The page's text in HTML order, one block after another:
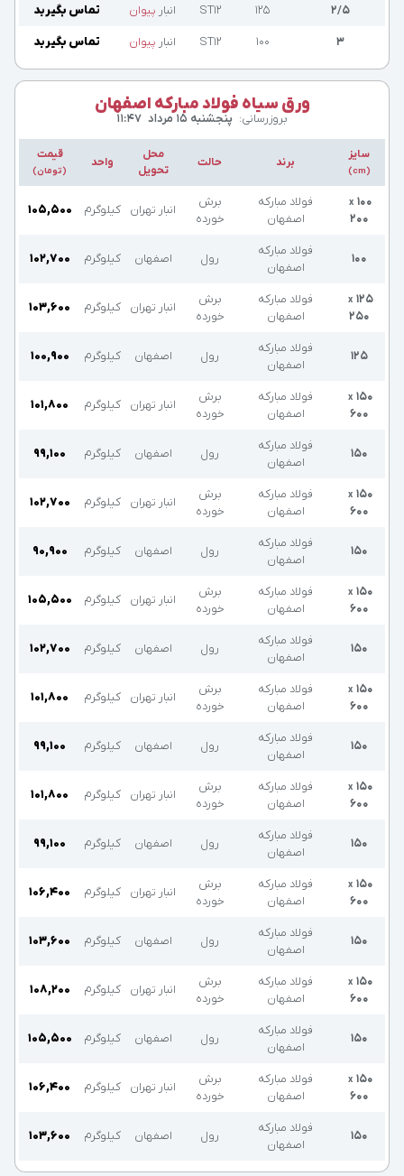
۲/۵ ۱۲۵ ST12 انبار پیوان تماس بگیرید
۳ ۱۰۰ ST12 انبار پیوان تماس بگیرید
ورق سیاه فولاد مبارکه اصفهان
بروزرسانی: پنجشنبه ۱۵ مرداد ۱۱:۴۷
سایز
(cm)
برند حالت
محل
تحویل
واحد
قیمت
(تومان)
۱۰۰ x
۲۰۰
فولاد مبارکه
اصفهان
برش
خورده
انبار تهران کیلوگرم ۱۰۵,۵۰۰
۱۰۰
فولاد مبارکه
اصفهان
رول اصفهان کیلوگرم ۱۰۲,۷۰۰
۱۲۵ x
۲۵۰
فولاد مبارکه
اصفهان
برش
خورده
انبار تهران کیلوگرم ۱۰۳,۶۰۰
۱۲۵
فولاد مبارکه
اصفهان
رول اصفهان کیلوگرم ۱۰۰,۹۰۰
۱۵۰ x
۶۰۰
فولاد مبارکه
اصفهان
برش
خورده
انبار تهران کیلوگرم ۱۰۱,۸۰۰
۱۵۰
فولاد مبارکه
اصفهان
رول اصفهان کیلوگرم ۹۹,۱۰۰
۱۵۰ x
۶۰۰
فولاد مبارکه
اصفهان
برش
خورده
انبار تهران کیلوگرم ۱۰۲,۷۰۰
۱۵۰
فولاد مبارکه
اصفهان
رول اصفهان کیلوگرم ۹۰,۹۰۰
۱۵۰ x
۶۰۰
فولاد مبارکه
اصفهان
برش
خورده
انبار تهران کیلوگرم ۱۰۵,۵۰۰
۱۵۰
فولاد مبارکه
اصفهان
رول اصفهان کیلوگرم ۱۰۲,۷۰۰
۱۵۰ x
۶۰۰
فولاد مبارکه
اصفهان
برش
خورده
انبار تهران کیلوگرم ۱۰۱,۸۰۰
۱۵۰
فولاد مبارکه
اصفهان
رول اصفهان کیلوگرم ۹۹,۱۰۰
۱۵۰ x
۶۰۰
فولاد مبارکه
اصفهان
برش
خورده
انبار تهران کیلوگرم ۱۰۱,۸۰۰
۱۵۰
فولاد مبارکه
اصفهان
رول اصفهان کیلوگرم ۹۹,۱۰۰
۱۵۰ x
۶۰۰
فولاد مبارکه
اصفهان
برش
خورده
انبار تهران کیلوگرم ۱۰۶,۴۰۰
۱۵۰
فولاد مبارکه
اصفهان
رول اصفهان کیلوگرم ۱۰۳,۶۰۰
۱۵۰ x
۶۰۰
فولاد مبارکه
اصفهان
برش
خورده
انبار تهران کیلوگرم ۱۰۸,۲۰۰
۱۵۰
فولاد مبارکه
اصفهان
رول اصفهان کیلوگرم ۱۰۵,۵۰۰
۱۵۰ x
۶۰۰
فولاد مبارکه
اصفهان
برش
خورده
انبار تهران کیلوگرم ۱۰۶,۴۰۰
۱۵۰
فولاد مبارکه
اصفهان
رول اصفهان کیلوگرم ۱۰۳,۶۰۰